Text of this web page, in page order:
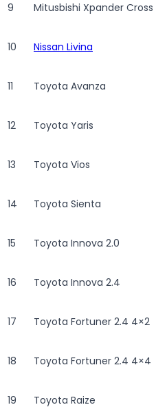
9 Mitusbishi Xpander Cross
10 Nissan Livina
11 Toyota Avanza
12 Toyota Yaris
13 Toyota Vios
14 Toyota Sienta
15 Toyota Innova 2.0
16 Toyota Innova 2.4
17 Toyota Fortuner 2.4 4×2
18 Toyota Fortuner 2.4 4×4
19 Toyota Raize